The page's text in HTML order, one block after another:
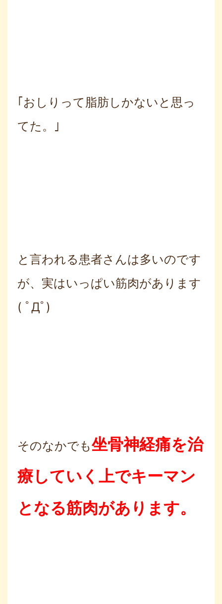
｢おしりって脂肪しかないと思っ
てた。｣
と言われる患者さんは多いのです
が、実はいっぱい筋肉があります
( ﾟДﾟ)
そのなかでも坐骨神経痛を治
療していく上でキーマン
となる筋肉があります。